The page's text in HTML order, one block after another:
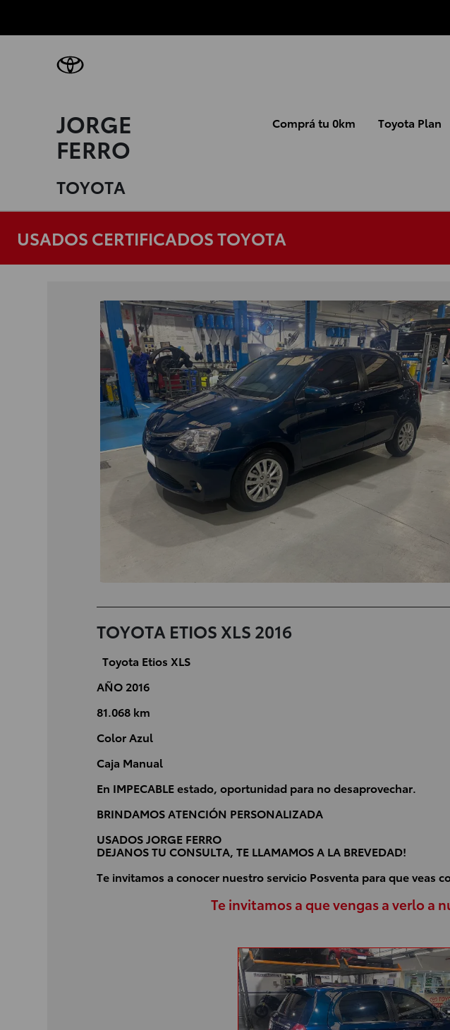
JORGE
FERRO
TOYOTA
Comprá tu 0km Toyota Plan
USADOS CERTIFICADOS TOYOTA
TOYOTA ETIOS XLS 2016
Toyota Etios XLS
AÑO 2016
81.068 km
Color Azul
Caja Manual
En IMPECABLE estado, oportunidad para no desaprovechar.
BRINDAMOS ATENCIÓN PERSONALIZADA
USADOS JORGE FERRO
DEJANOS TU CONSULTA, TE LLAMAMOS A LA BREVEDAD!
Te invitamos a conocer nuestro servicio Posventa para que veas
Te invitamos a que vengas a verlo a